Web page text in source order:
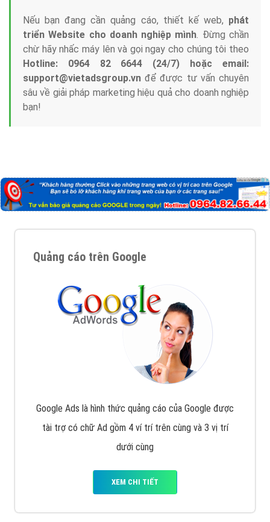
Nếu bạn đang cần quảng cáo, thiết kế web, phát
triển Website cho doanh nghiệp mình. Đừng chần
chừ hãy nhấc máy lên và gọi ngay cho chúng tôi theo
Hotline: 0964 82 6644 (24/7) hoặc email:
support@vietadsgroup.vn để được tư vấn chuyên
sâu về giải pháp marketing hiệu quả cho doanh nghiệp
bạn!
Quảng cáo trên Google
Google Ads là hình thức quảng cáo của Google được
tài trợ có chữ Ad gồm 4 ví trí trên cùng và 3 vị trí
dưới cùng
XEM CHI TIẾT